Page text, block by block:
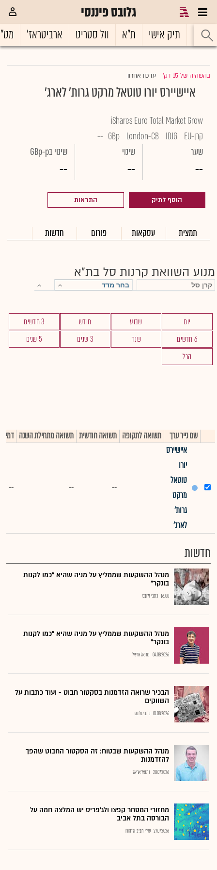
גלובס פיננסי
ראשי תיק אישי ת"א וול סטריט ארביטראז'
בהשהיה של 15 דק' |עדכון אחרון
איישיירס יורו טוטאל מרקט גרות' לארג'
iShares Euro Total Market Grow
קרן-EU
IDJG
London-CB
GBp
--
שער
--
שינוי
--
שינוי בGBp-p
--
הוסף לתיק התראות
תמצית עסקאות פורום חדשות
מנוע השוואת קרנות סל בת"א
יום שבוע חודש
3 חדשים
6 חדשים
שנה 3 שנים
5 שנים
הכל
שם נייר ערך תשואה לתקופה תשואה חודשית תשואה מתחילת השנה דמי
איישיירס
יורו
טוטאל
מרקט
גרות'
לארג'
--
--
--
חדשות
מנהל ההשקעות שממליץ על מניה שהיא "כמו לקנות
בונקר"
16:00 כתבי גלובס
מנהל ההשקעות שממליץ על מניה שהיא "כמו לקנות
בונקר"
04.08.2026 נתנאל אריאל
הבכיר שרואה הזדמנות בסקטור חבוט - ועוד כתבות על
השווקים
01.08.2026 כתבי גלובס
מנהל ההשקעות שבטוח: זה הסקטור החבוט שהפך
להזדמנות
28.07.2026 נתנאל אריאל
מחזורי המסחר קפצו ולג'פריס יש המלצה חמה על
הבורסה בתל אביב
27.07.2026 שירי חביב-ולדהורן